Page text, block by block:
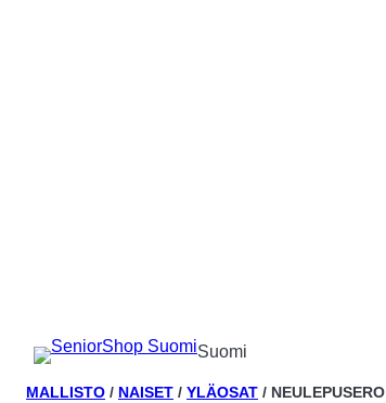
Suomi
MALLISTO / NAISET / YLÄOSAT / NEULEPUSERO